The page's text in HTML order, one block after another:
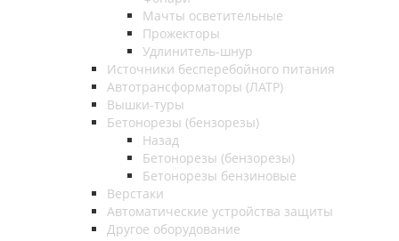
Мачты осветительные
Прожекторы
Удлинитель-шнур
Источники бесперебойного питания
Автотрансформаторы (ЛАТР)
Вышки-туры
Бетонорезы (бензорезы)
Назад
Бетонорезы (бензорезы)
Бетонорезы бензиновые
Верстаки
Автоматические устройства защиты
Другое оборудование